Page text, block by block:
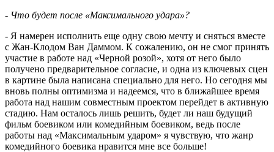
- Что будет после «Максимального удара»?
- Я намерен исполнить еще одну свою мечту и сняться вместе
с Жан-Клодом Ван Даммом. К сожалению, он не смог принять
участие в работе над «Черной розой», хотя от него было
получено предварительное согласие, и одна из ключевых сцен
в картине была написана специально для него. Но сегодня мы
вновь полны оптимизма и надеемся, что в ближайшее время
работа над нашим совместным проектом перейдет в активную
стадию. Нам осталось лишь решить, будет ли наш будущий
фильм боевиком или комедийным боевиком, ведь после
работы над «Максимальным ударом» я чувствую, что жанр
комедийного боевика нравится мне все больше!